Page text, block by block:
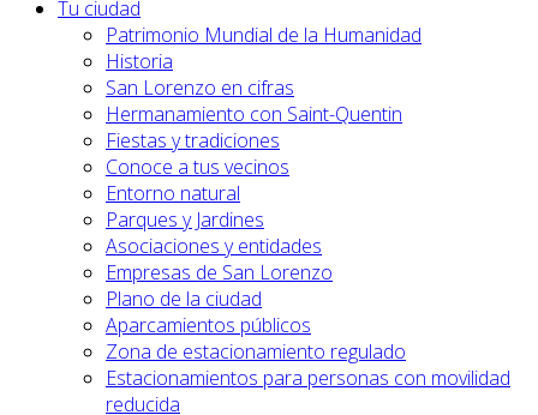
Tu ciudad
Patrimonio Mundial de la Humanidad
Historia
San Lorenzo en cifras
Hermanamiento con Saint-Quentin
Fiestas y tradiciones
Conoce a tus vecinos
Entorno natural
Parques y Jardines
Asociaciones y entidades
Empresas de San Lorenzo
Plano de la ciudad
Aparcamientos públicos
Zona de estacionamiento regulado
Estacionamientos para personas con movilidad
reducida